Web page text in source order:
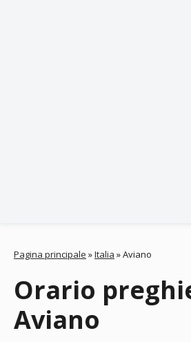
Pagina principale »Italia »Aviano
Orario
Aviano